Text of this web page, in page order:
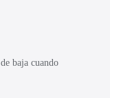
baja cuando